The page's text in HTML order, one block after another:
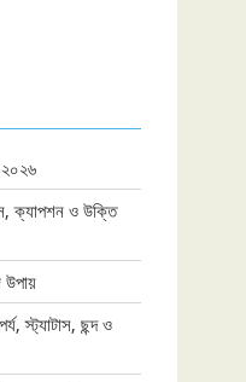
২০২৬
ক্যাপশন ও উক্তি
উপায়
স্ট্যাটাস, ছন্দ ও